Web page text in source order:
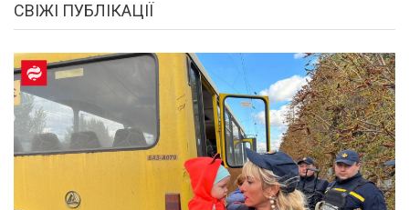
СВІЖІ ПУБЛІКАЦІЇ